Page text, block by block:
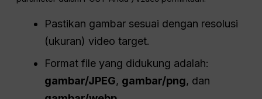
komposisi video Anda, Anda dapat menggunakan gambar
sebagai referensi. Pendekatan ini mengunci elemen-
set, dan estetika keseluruhan. Model menggunakan
gambar sebagai acuan untuk frame pertama, sementara
prompt teks Anda terus mengarahkan urutan.